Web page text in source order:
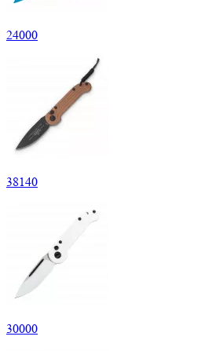
24000
38140
30000